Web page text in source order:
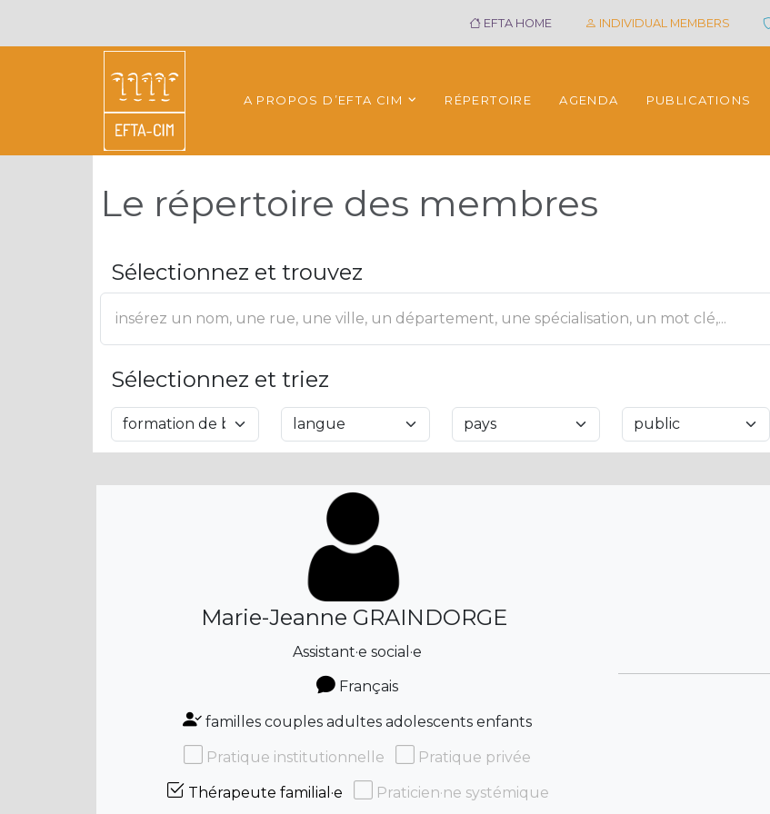
EFTA HOME INDIVIDUAL MEMBERS
A PROPOS D’EFTA CIM RÉPERTOIRE AGENDA PUBLICATIONS
Le répertoire des membres
Sélectionnez et trouvez
Sélectionnez et triez
Marie-Jeanne GRAINDORGE
Assistant·e social·e
Français
familles couples adultes adolescents enfants
Pratique institutionnelle Pratique privée
Thérapeute familial·e Praticien·ne systémique